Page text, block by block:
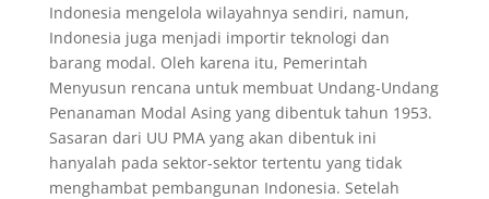
Indonesia mengelola wilayahnya sendiri, namun,
Indonesia juga menjadi importir teknologi dan
barang modal. Oleh karena itu, Pemerintah
Menyusun rencana untuk membuat Undang-Undang
Penanaman Modal Asing yang dibentuk tahun 1953.
Sasaran dari UU PMA yang akan dibentuk ini
hanyalah pada sektor-sektor tertentu yang tidak
menghambat pembangunan Indonesia. Setelah